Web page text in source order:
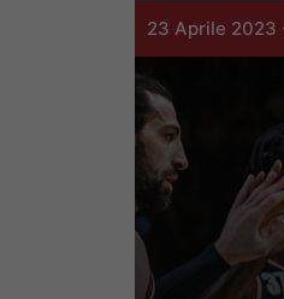
23 Aprile 2023